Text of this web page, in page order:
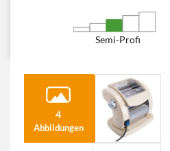
Semi-Profi
4
Abbildungen